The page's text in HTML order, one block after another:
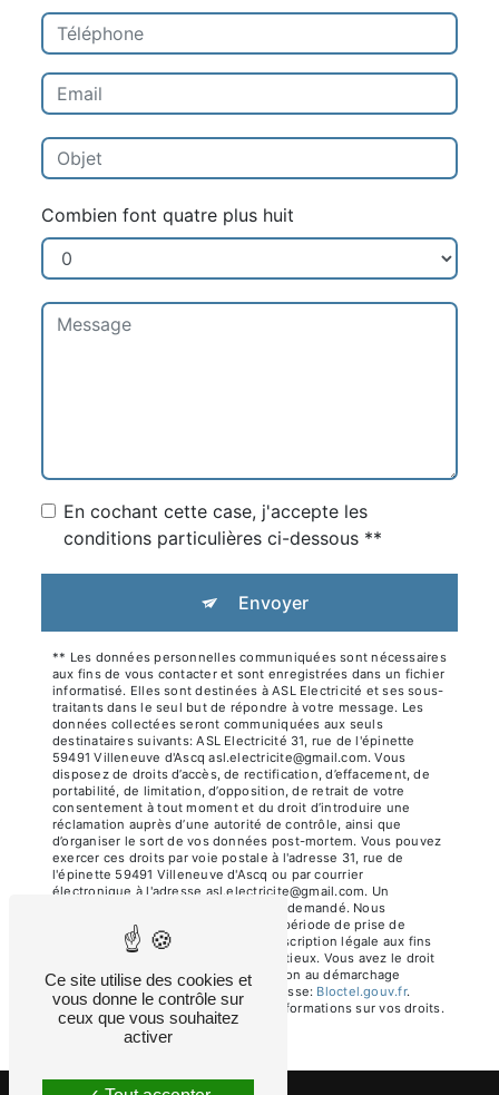
Combien font quatre plus huit
En cochant cette case, j'accepte les
conditions particulières ci-dessous **
Envoyer
** Les données personnelles communiquées sont nécessaires
aux fins de vous contacter et sont enregistrées dans un fichier
informatisé. Elles sont destinées à ASL Electricité et ses sous-
traitants dans le seul but de répondre à votre message. Les
données collectées seront communiquées aux seuls
destinataires suivants: ASL Electricité 31, rue de l'épinette
59491 Villeneuve d'Ascq asl.electricite@gmail.com. Vous
disposez de droits d’accès, de rectification, d’effacement, de
portabilité, de limitation, d’opposition, de retrait de votre
consentement à tout moment et du droit d’introduire une
réclamation auprès d’une autorité de contrôle, ainsi que
d’organiser le sort de vos données post-mortem. Vous pouvez
exercer ces droits par voie postale à l'adresse 31, rue de
l'épinette 59491 Villeneuve d'Ascq ou par courrier
électronique à l'adresse asl.electricite@gmail.com. Un
justificatif d'identité pourra vous être demandé. Nous
conservons vos données pendant la période de prise de
contact puis pendant la durée de prescription légale aux fins
probatoires et de gestion des contentieux. Vous avez le droit
de vous inscrire sur la liste d'opposition au démarchage
téléphonique, disponible à cette adresse:
Bloctel.gouv.fr.
Consultez le site cnil.fr pour plus d’informations sur vos droits.
Ce site utilise des cookies et
vous donne le contrôle sur
ceux que vous souhaitez
activer